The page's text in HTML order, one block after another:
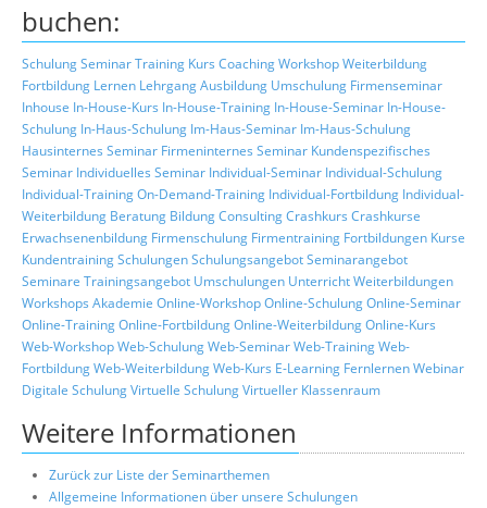
buchen:
SchulungSeminarTraining Kurs CoachingWorkshopWeiterbildung
Fortbildung Lernen LehrgangAusbildung Umschulung Firmenseminar
Inhouse In-House-Kurs In-House-Training In-House-Seminar In-House-
Schulung In-Haus-Schulung Im-Haus-Seminar Im-Haus-Schulung
Hausinternes Seminar Firmeninternes Seminar Kundenspezifisches
Seminar Individuelles Seminar Individual-Seminar Individual-Schulung
Individual-TrainingOn-Demand-Training Individual-Fortbildung Individual-
Weiterbildung Beratung BildungConsultingCrashkurs Crashkurse
Erwachsenenbildung Firmenschulung Firmentraining Fortbildungen Kurse
KundentrainingSchulungenSchulungsangebotSeminarangebot
Seminare Trainingsangebot Umschulungen UnterrichtWeiterbildungen
Workshops Akademie Online-WorkshopOnline-SchulungOnline-Seminar
Online-TrainingOnline-FortbildungOnline-WeiterbildungOnline-Kurs
Web-WorkshopWeb-SchulungWeb-SeminarWeb-TrainingWeb-
FortbildungWeb-WeiterbildungWeb-Kurs E-Learning FernlernenWebinar
Digitale SchulungVirtuelle SchulungVirtueller Klassenraum
Weitere Informationen
Zurück zur Liste der Seminarthemen
Allgemeine Informationen über unsere Schulungen